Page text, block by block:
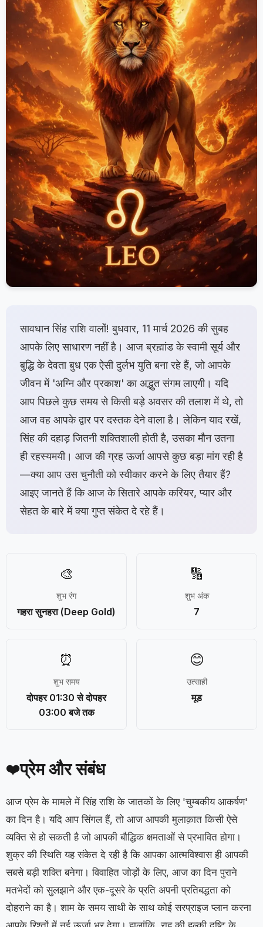
सावधान सिंह राशि वालों! बुधवार, 11 मार्च 2026 की सुबह
आपके लिए साधारण नहीं है। आज ब्रह्मांड के स्वामी सूर्य और
बुद्धि के देवता बुध एक ऐसी दुर्लभ युति बना रहे हैं, जो आपके
जीवन में 'अग्नि और प्रकाश' का अद्भुत संगम लाएगी। यदि
आप पिछले कुछ समय से किसी बड़े अवसर की तलाश में थे, तो
आज वह आपके द्वार पर दस्तक देने वाला है। लेकिन याद रखें,
सिंह की दहाड़ जितनी शक्तिशाली होती है, उसका मौन उतना
ही रहस्यमयी। आज की ग्रह ऊर्जा आपसे कुछ बड़ा मांग रही है
—क्या आप उस चुनौती को स्वीकार करने के लिए तैयार हैं?
आइए जानते हैं कि आज के सितारे आपके करियर, प्यार और
सेहत के बारे में क्या गुप्त संकेत दे रहे हैं।
🎨
शुभ रंग
गहरा सुनहरा (Deep Gold)
🔢
शुभ अंक
7
⏰
शुभ समय
दोपहर 01:30 से दोपहर
03:00 बजे तक
😊
उत्साही
मूड
❤️प्रेम और संबंध
आज प्रेम के मामले में सिंह राशि के जातकों के लिए 'चुम्बकीय आकर्षण'
का दिन है। यदि आप सिंगल हैं, तो आज आपकी मुलाक़ात किसी ऐसे
व्यक्ति से हो सकती है जो आपकी बौद्धिक क्षमताओं से प्रभावित होगा।
शुक्र की स्थिति यह संकेत दे रही है कि आपका आत्मविश्वास ही आपकी
सबसे बड़ी शक्ति बनेगा। विवाहित जोड़ों के लिए, आज का दिन पुराने
मतभेदों को सुलझाने और एक-दूसरे के प्रति अपनी प्रतिबद्धता को
दोहराने का है। शाम के समय साथी के साथ कोई सरप्राइज प्लान करना